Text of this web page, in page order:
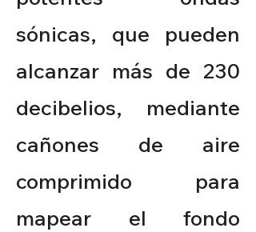
sónicas, que pueden
alcanzar más de 230
decibelios, mediante
cañones de aire
comprimido para
mapear el fondo